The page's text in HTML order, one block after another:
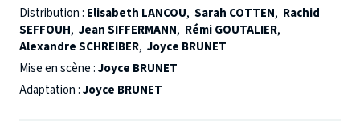
Distribution : Elisabeth LANCOU, Sarah COTTEN, Rachid
SEFFOUH, Jean SIFFERMANN, Rémi GOUTALIER,
Alexandre SCHREIBER, Joyce BRUNET
Mise en scène :Joyce BRUNET
Adaptation :Joyce BRUNET